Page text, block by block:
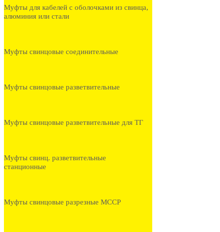
Муфты для кабелей с оболочками из свинца,
алюминия или стали
Муфты свинцовые соединительные
Муфты свинцовые разветвительные
Муфты свинцовые разветвительные для ТГ
Муфты свинц. разветвительные
станционные
Муфты свинцовые разрезные МССР